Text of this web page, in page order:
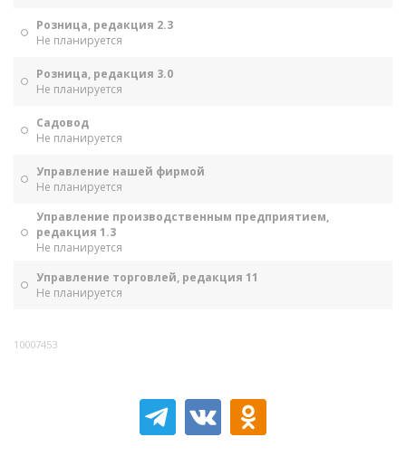
Розница, редакция 2.3
Не планируется
Розница, редакция 3.0
Не планируется
Садовод
Не планируется
Управление нашей фирмой
Не планируется
Управление производственным предприятием,
редакция 1.3
Не планируется
Управление торговлей, редакция 11
Не планируется
10007453